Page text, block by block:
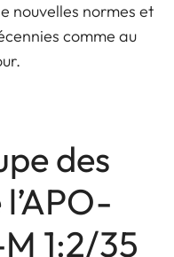
nouvelles normes et
comme au
des
1:2/35